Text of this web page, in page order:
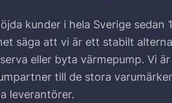
kunder i hela Sverige sedan
säga att vi är ett stabilt
eller byta värmepump. Vi är
till de stora
leverantörer.